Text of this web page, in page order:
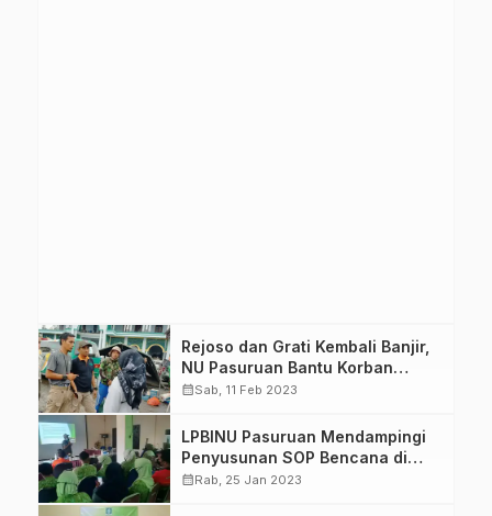
Rejoso dan Grati Kembali Banjir,
NU Pasuruan Bantu Korban
Hingga Galang Dana
calendar_monthSab, 11 Feb 2023
LPBINU Pasuruan Mendampingi
Penyusunan SOP Bencana di
Rumah Sakit
calendar_monthRab, 25 Jan 2023